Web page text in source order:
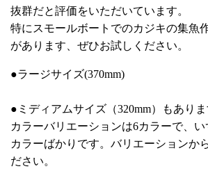
抜群だと評価をいただいています。
特にスモールボートでのカジキの集魚
があります、ぜひお試しください。
●ラージサイズ(370mm)
●ミディアムサイズ（320mm）もありま
カラーバリエーションは6カラーで、
カラーばかりです。バリエーションか
ださい。